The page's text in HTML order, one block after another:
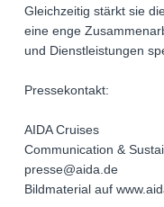
Gleichzeitig stärkt sie
eine enge
und Dienstleistungen
Pressekontakt:
AIDA Cruises
Communication &
presse@aida.de
Bildmaterial auf